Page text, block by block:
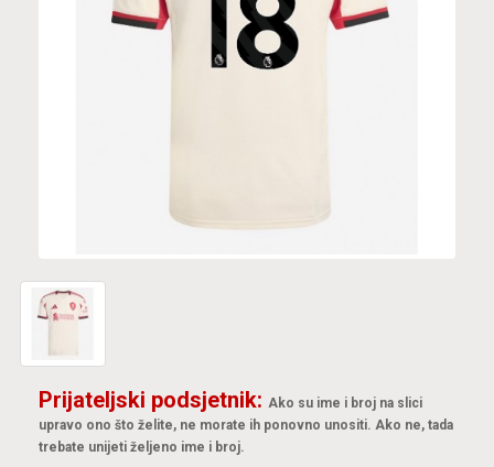
Prijateljski podsjetnik: Ako su ime i broj na slici
upravo ono što želite, ne morate ih ponovno unositi. Ako ne, tada
trebate unijeti željeno ime i broj.